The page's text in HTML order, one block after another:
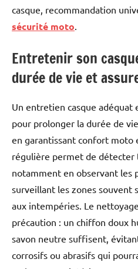
casque, recommandation
sécurité moto.
Entretenir son
durée de vie et
Un entretien casque
pour prolonger la durée de
en garantissant confort moto
régulière permet de détecter
notamment en observant les
surveillant les zones souvent
aux intempéries. Le
précaution : un chiffon doux
savon neutre suffisent,
corrosifs ou abrasifs qui